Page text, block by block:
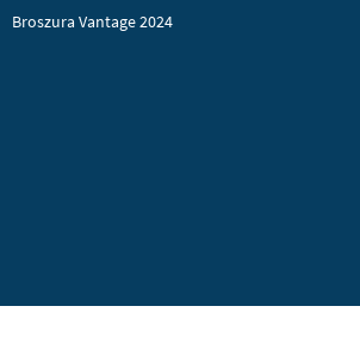
Broszura Vantage 2024